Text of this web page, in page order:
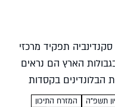
תפקיד מרכזי
הארץ הם נראים
הבלונדינים בקסדות
לויטן...המזרח התיכון